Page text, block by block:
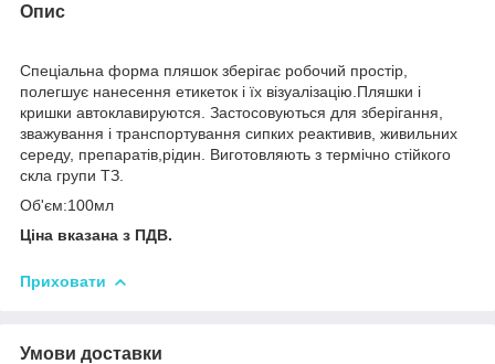
Опис
Спеціальна форма пляшок зберігає робочий простір,
полегшує нанесення етикеток і їх візуалізацію.Пляшки і
кришки автоклавируются. Застосовуються для зберігання,
зважування і транспортування сипких реактивив, живильних
середу, препаратів,рідин. Виготовляють з термічно стійкого
скла групи ТЗ.
Об'єм:100мл
Ціна вказана з ПДВ.
Приховати
Умови доставки